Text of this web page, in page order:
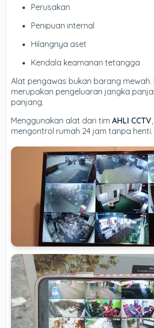
Perusakan
Penipuan internal
Hilangnya aset
Kendala keamanan tetangga
Alat pengawas bukan barang mewah.
merupakan pengeluaran jangka
panjang.
Menggunakan alat dari timAHLI CCTV
mengontrol rumah 24 jam tanpa henti.